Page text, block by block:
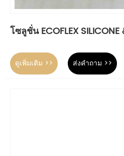
โซลูชั่น ECOFLEX SILICONE
ดูเพิ่มเติม >> ส่งคำถาม >>